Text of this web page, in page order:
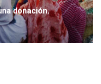
donación.